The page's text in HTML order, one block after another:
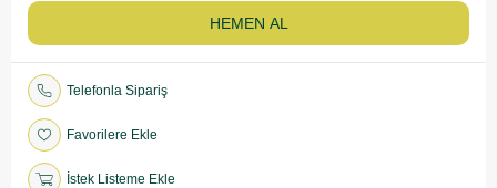
Telefonla Sipariş
Favorilere Ekle
İstek Listeme Ekle